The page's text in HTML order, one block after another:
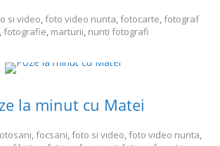
si video,foto video nunta,fotocarte,fotograf
,fotografie, marturii, nunti fotografi
la minut cu Matei
,focsani,foto si video,foto video nunta,